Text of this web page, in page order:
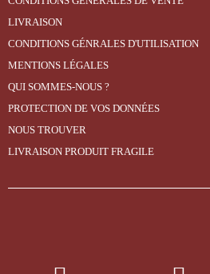
LIVRAISON
CONDITIONS GÉNRALES D'UTILISATION
MENTIONS LÉGALES
QUI SOMMES-NOUS ?
PROTECTION DE VOS DONNÉES
NOUS TROUVER
LIVRAISON PRODUIT FRAGILE